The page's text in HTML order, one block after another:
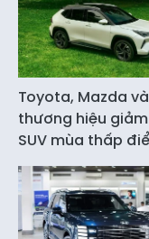
Toyota, Mazda
thương hiệu
SUV mùa thấp